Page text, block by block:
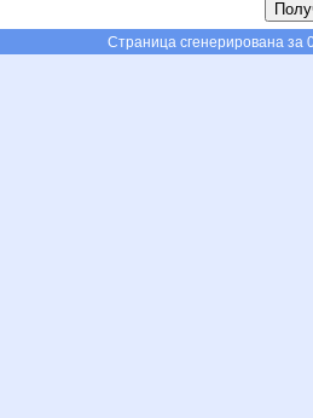
Страница сгенерирована за